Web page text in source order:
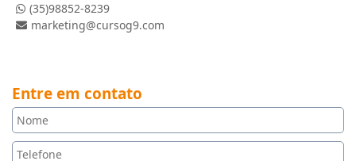
(35)98852-8239
marketing@cursog9.com
Entre em contato